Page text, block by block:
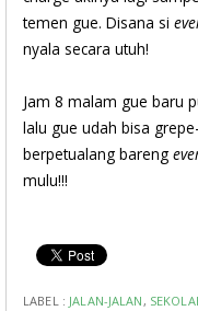
temen gue. Disana si
nyala secara utuh!
Jam 8 malam gue baru
lalu gue udah bisa
berpetualang bareng
mulu!!!
LABEL : JALAN-JALAN ,